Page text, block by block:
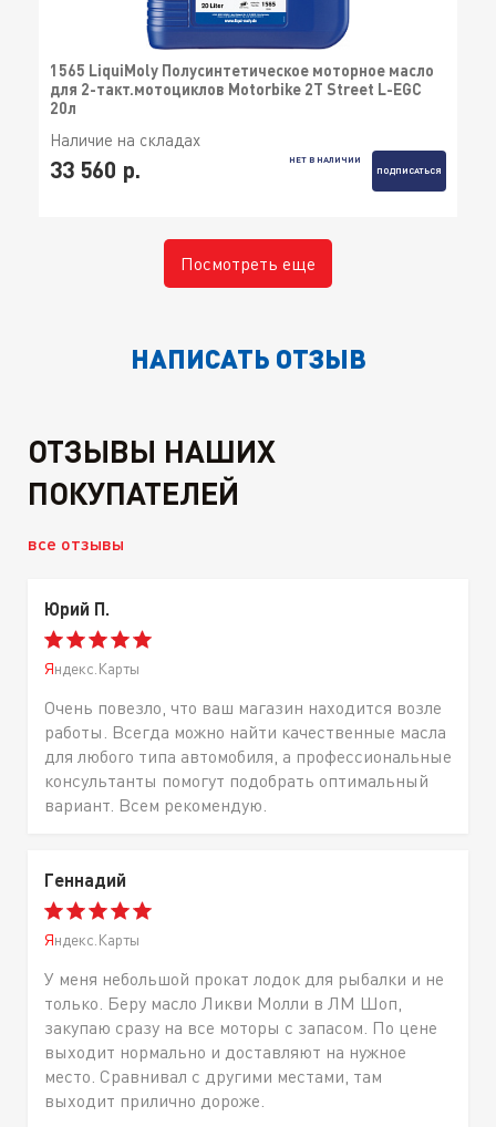
1565 LiquiMoly Полусинтетическое моторное масло
для 2-такт.мотоциклов Motorbike 2T Street L-EGC
20л
Наличие на складах
33 560 р.
НЕТ В НАЛИЧИИ
ПОДПИСАТЬСЯ
Посмотреть еще
НАПИСАТЬ ОТЗЫВ
ОТЗЫВЫ НАШИХ
ПОКУПАТЕЛЕЙ
все отзывы
Юрий П.
Яндекс.Карты
Очень повезло, что ваш магазин находится возле
работы. Всегда можно найти качественные масла
для любого типа автомобиля, а профессиональные
консультанты помогут подобрать оптимальный
вариант. Всем рекомендую.
Геннадий
Яндекс.Карты
У меня небольшой прокат лодок для рыбалки и не
только. Беру масло Ликви Молли в ЛМ Шоп,
закупаю сразу на все моторы с запасом. По цене
выходит нормально и доставляют на нужное
место. Сравнивал с другими местами, там
выходит прилично дороже.